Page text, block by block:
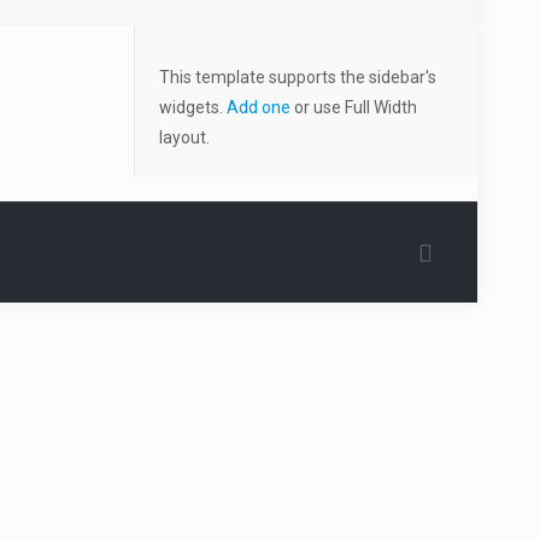
This template supports the sidebar's
widgets. Add one or use Full Width
layout.